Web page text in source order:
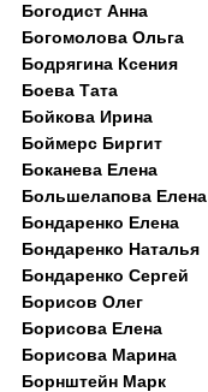
Богодист Анна
Богомолова Ольга
Бодрягина Ксения
Боева Тата
Бойкова Ирина
Боймерс Биргит
Боканева Елена
Большелапова Елена
Бондаренко Елена
Бондаренко Наталья
Бондаренко Сергей
Борисов Олег
Борисова Елена
Борисова Марина
Борнштейн Марк